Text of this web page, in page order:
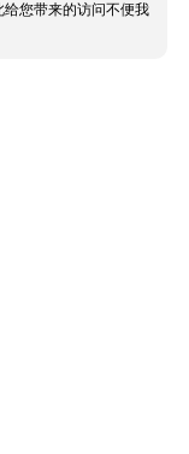
您带来的访问不便我